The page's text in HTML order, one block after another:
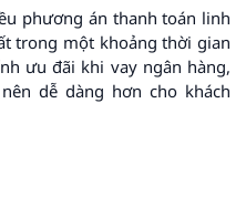
phương án thanh toán linh
trong một khoảng thời gian
ưu đãi khi vay ngân hàng,
dễ dàng hơn cho khách